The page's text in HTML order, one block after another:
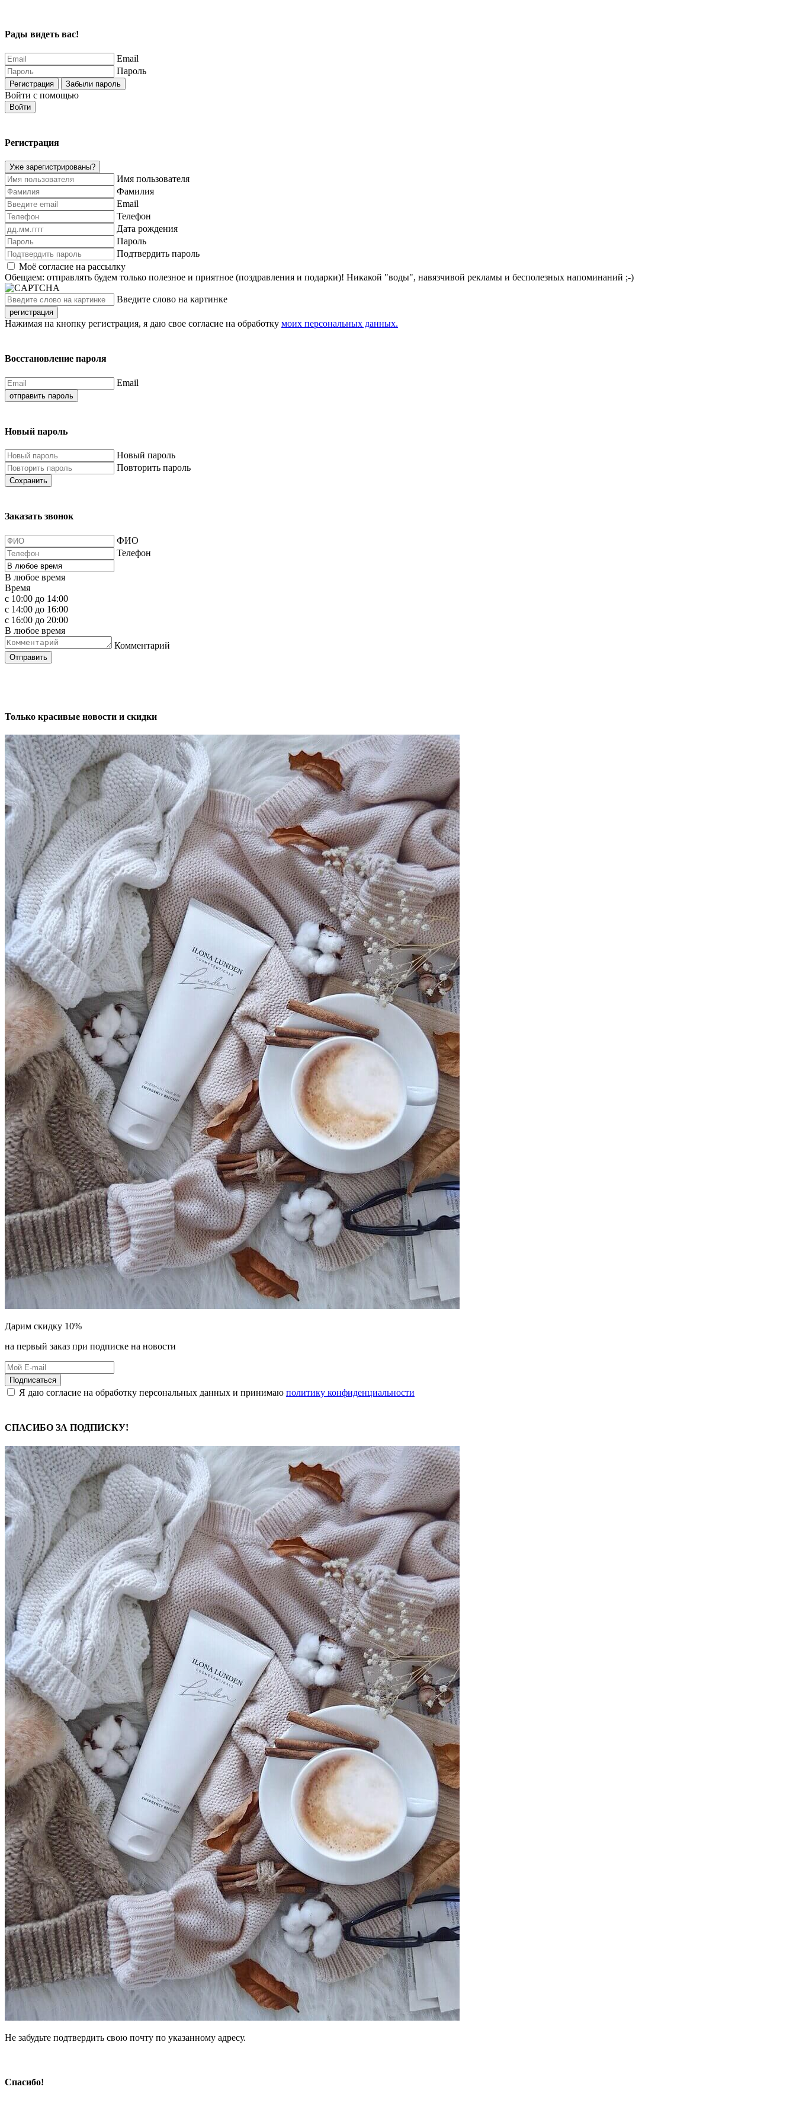
Рады видеть вас!
Email
Пароль
Регистрация Забыли пароль
Войти с помощью
Войти
Регистрация
Уже зарегистрированы?
Имя пользователя
Фамилия
Email
Телефон
Дата рождения
Пароль
Подтвердить пароль
Моё согласие на рассылку
Обещаем: отправлять будем только полезное и приятное (поздравления и подарки)! Никакой "воды", навязчивой рекламы и бесполезных напоминаний ;-)
Введите слово на картинке
регистрация
Нажимая на кнопку регистрация, я даю свое согласие на обработку моих персональных данных.
Восстановление пароля
Email
отправить пароль
Новый пароль
Новый пароль
Повторить пароль
Сохранить
Заказать звонок
ФИО
Телефон
В любое время
Время
с 10:00 до 14:00
с 14:00 до 16:00
с 16:00 до 20:00
В любое время
Комментарий
Отправить
Только красивые новости и скидки
Дарим скидку 10%
на первый заказ при подписке на новости
Подписаться
Я даю согласие на обработку персональных данных и принимаю политику конфиденциальности
СПАСИБО ЗА ПОДПИСКУ!
Не забудьте подтвердить свою почту по указанному адресу.
Спасибо!